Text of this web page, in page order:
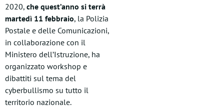
2020, che quest’anno si terrà
martedì 11 febbraio, la Polizia
Postale e delle Comunicazioni,
in collaborazione con il
Ministero dell’Istruzione, ha
organizzato workshop e
dibattiti sul tema del
cyberbullismo su tutto il
territorio nazionale.